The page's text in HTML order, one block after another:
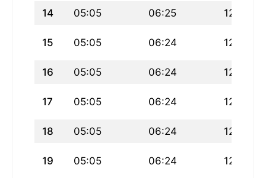
14 05:05 06:25 12:32
15 05:05 06:24 12:32
16 05:05 06:24 12:32
17 05:05 06:24 12:32
18 05:05 06:24 12:32
19 05:05 06:24 12:31